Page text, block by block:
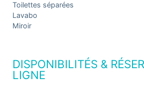
Toilettes séparées
Lavabo
Miroir
DISPONIBILITÉS &
LIGNE